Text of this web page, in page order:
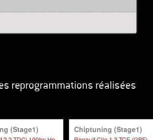
reprogrammations réalisées
(stage1) Chiptuning (stage1)